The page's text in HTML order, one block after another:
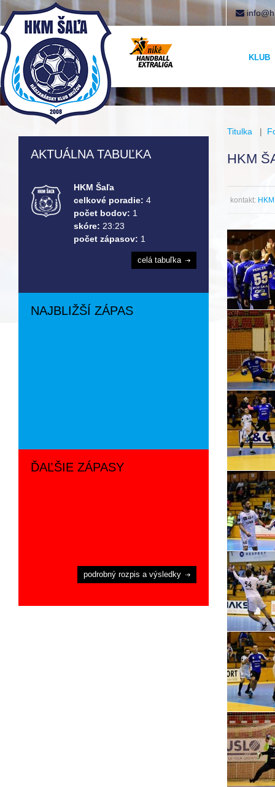
KLUB
Titulka |
HKM
kontakt:
AKTUÁLNA TABUĽKA
HKM Šaľa
celkové poradie: 4
počet bodov: 1
skóre: 23:23
počet zápasov: 1
celá tabuľka
NAJBLIŽŠÍ ZÁPAS
ĎAĽŠIE ZÁPASY
podrobný rozpis a výsledky